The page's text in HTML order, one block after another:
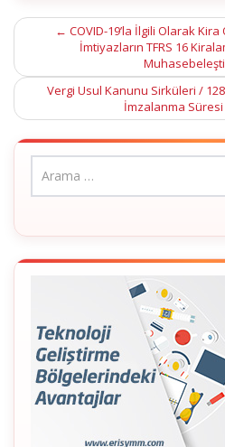
Post
navigation
← COVID-19’la İlgili Olarak
İmtiyazların TFRS 16
Vergi Usul Kanunu Sirküleri /
İmzalanma Süresi